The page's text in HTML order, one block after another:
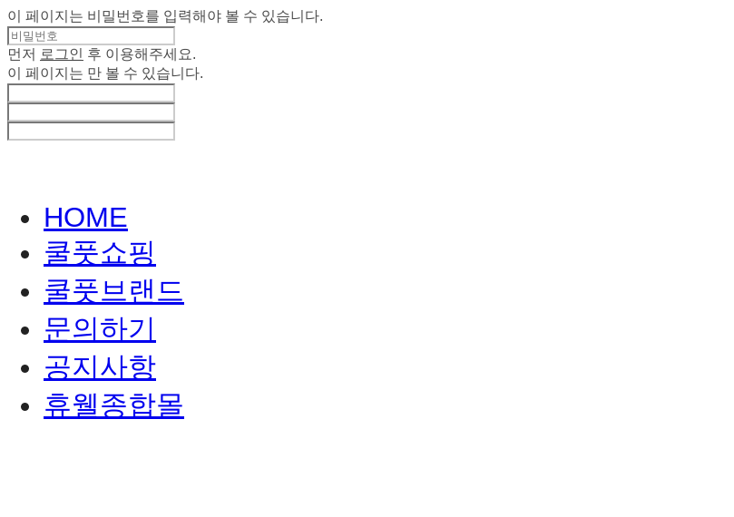
이 페이지는 비밀번호를 입력해야 볼 수 있습니다.
먼저 로그인
후 이용해주세요.
이 페이지는 만 볼 수 있습니다.
HOME
쿨풋쇼핑
쿨풋브랜드
문의하기
공지사항
휴웰종합몰